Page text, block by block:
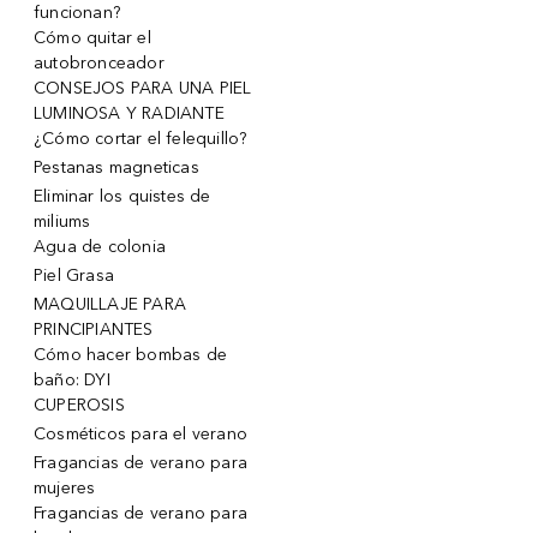
funcionan?
Cómo quitar el
autobronceador
CONSEJOS PARA UNA PIEL
LUMINOSA Y RADIANTE
¿Cómo cortar el felequillo?
Pestanas magneticas
Eliminar los quistes de
miliums
Agua de colonia
Piel Grasa
MAQUILLAJE PARA
PRINCIPIANTES
Cómo hacer bombas de
baño: DYI
CUPEROSIS
Cosméticos para el verano
Fragancias de verano para
mujeres
Fragancias de verano para